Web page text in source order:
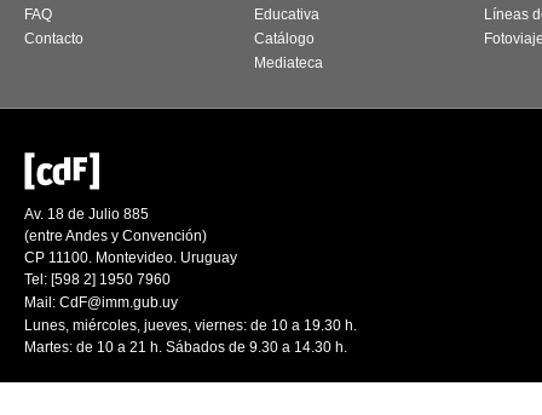
FAQ
Contacto
Educativa
Catálogo
Mediateca
Líneas
Av. 18 de Julio 885
(entre Andes y Convención)
CP 11100. Montevideo. Uruguay
Tel: [598 2] 1950 7960
Mail: CdF@imm.gub.uy
Lunes, miércoles, jueves, viernes: de 10 a 19.30 h.
Martes: de 10 a 21 h. Sábados de 9.30 a 14.30 h.